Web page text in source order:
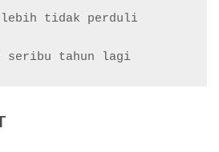
lebih tidak perduli